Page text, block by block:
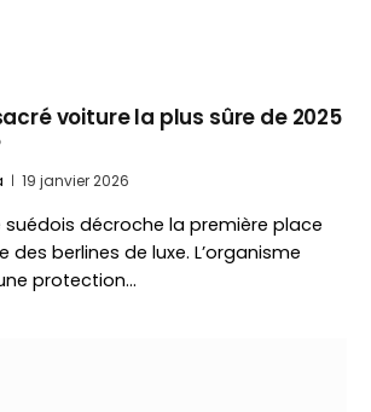
voiture la plus sûre de 2025
19 janvier 2026
suédois décroche la première place
berlines de luxe. L’organisme
protection…